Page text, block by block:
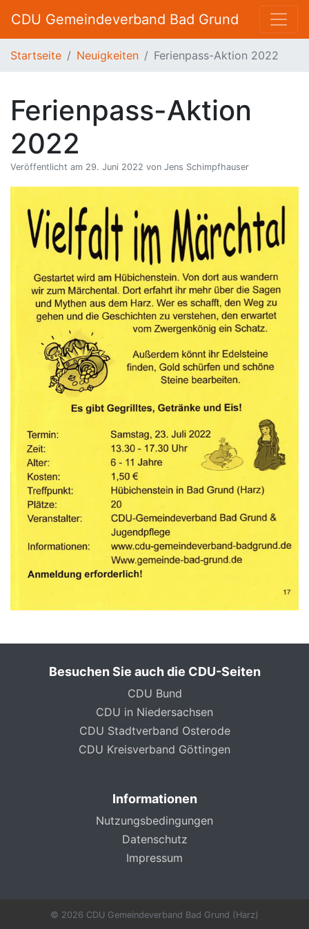
CDU Gemeindeverband Bad Grund
Startseite Neuigkeiten Ferienpass-Aktion 2022
Ferienpass-Aktion
2022
Veröffentlicht am 29. Juni 2022 von Jens Schimpfhauser
Besuchen Sie auch die CDU-Seiten
CDU Bund
CDU in Niedersachsen
CDU Stadtverband Osterode
CDU Kreisverband Göttingen
Informationen
Nutzungsbedingungen
Datenschutz
Impressum
© 2026 CDU Gemeindeverband Bad Grund (Harz)